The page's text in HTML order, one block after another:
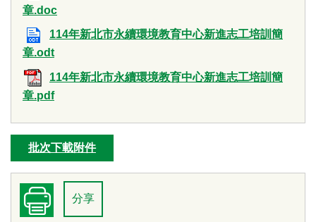
章.doc
114年新北市永續環境教育中心新進志工培訓簡
章.odt
114年新北市永續環境教育中心新進志工培訓簡
章.pdf
批次下載附件
分享